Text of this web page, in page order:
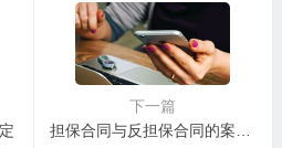
下一篇
担保合同与反担保合同的案件管辖一样吗